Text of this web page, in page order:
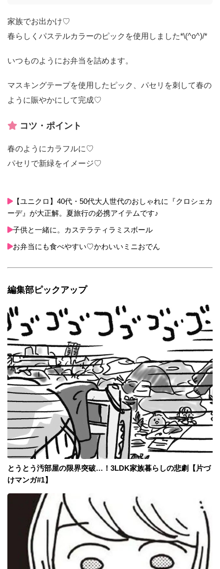
家族でお出かけ♡
春らしくパステルカラーのピックを使用しました*\(^o^)/*
いつものようにお弁当を詰めます。
マスキングテープを使用したピック、パセリを刺して春の
ように賑やかにして完成♡
コツ・ポイント
春のようにカラフルに♡
パセリで新緑をイメージ♡
【ユニクロ】40代・50代大人世代のおしゃれに『クロシェカ
ーデ』が大正解。夏旅行の必携アイテムです♪
子供と一緒に。カステラティラミスボール
お弁当にも食べやすい♡かわいいミニおでん
編集部ピックアップ
とうとう汚部屋の限界突破…！3LDK家族暮らしの悲劇【片づ
けマンガ#1】